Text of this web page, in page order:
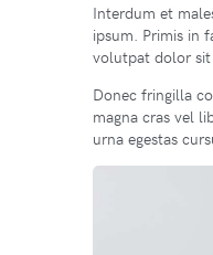
Interdum et
ipsum. Primis in
volutpat dolor sit
Donec fringilla
magna cras vel
urna egestas